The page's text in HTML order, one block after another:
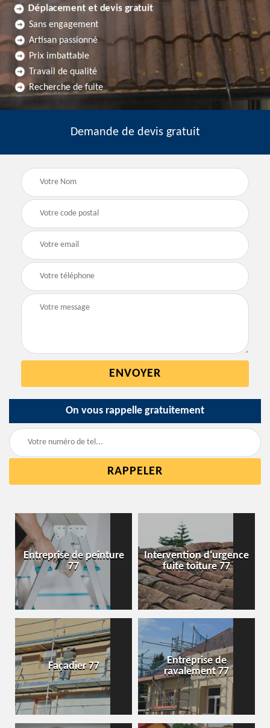
Déplacement et devis gratuit
Sans engagement
Artisan passionné
Prix imbattable
Travail de qualité
Recherche de fuite
Demande de devis gratuit
On vous rappelle gratuitement
Entreprise de peinture
77
Intervention d'urgence
fuite toiture 77
Façadier 77
Entreprise de
ravalement 77